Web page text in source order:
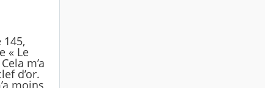
« Le
m’a
d’or.